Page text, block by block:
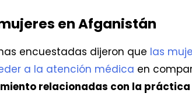
en Afganistán
encuestadas dijeron que las
a la atención médica en
relacionadas con la